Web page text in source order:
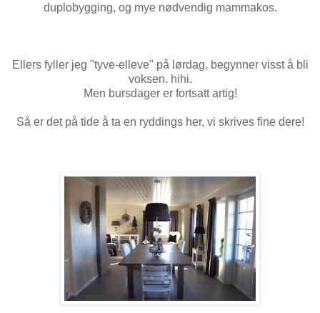
duplobygging, og mye nødvendig mammakos.
Ellers fyller jeg "tyve-elleve" på lørdag, begynner visst å bli
voksen. hihi.
Men bursdager er fortsatt artig!
Så er det på tide å ta en ryddings her, vi skrives fine dere!